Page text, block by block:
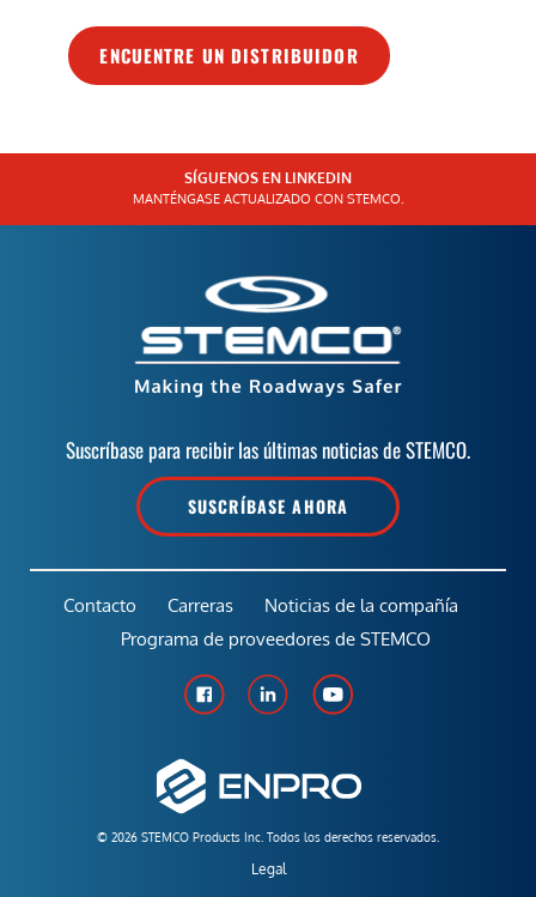
ENCUENTRE UN DISTRIBUIDOR
SÍGUENOS EN LINKEDIN
MANTÉNGASE ACTUALIZADO CON STEMCO.
Suscríbase para recibir las últimas noticias de STEMCO.
SUSCRÍBASE AHORA
© 2026 STEMCO Products Inc. Todos los derechos reservados.
Legal
Contacto Carreras
Noticias de la compañía
Programa de proveedores de STEMCO